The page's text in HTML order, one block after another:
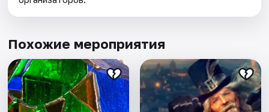
Похожие мероприятия